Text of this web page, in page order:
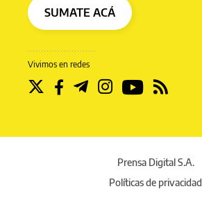
Vivimos en redes
SUMATE ACÁ
Prensa Digital S.A.
Políticas de privacidad